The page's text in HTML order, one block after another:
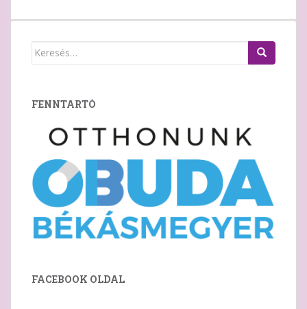
Keresés:
FENNTARTÓ
FACEBOOK OLDAL